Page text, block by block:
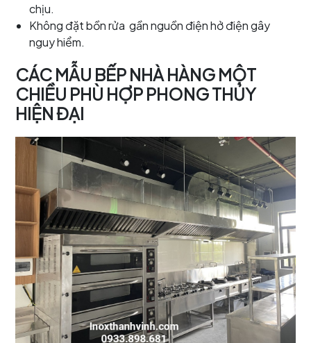
chịu.
Không đặt bồn rửa gần nguồn điện hở điện gây
nguy hiểm.
CÁC MẪU BẾP NHÀ HÀNG MỘT
CHIỀU PHÙ HỢP PHONG THỦY
HIỆN ĐẠI